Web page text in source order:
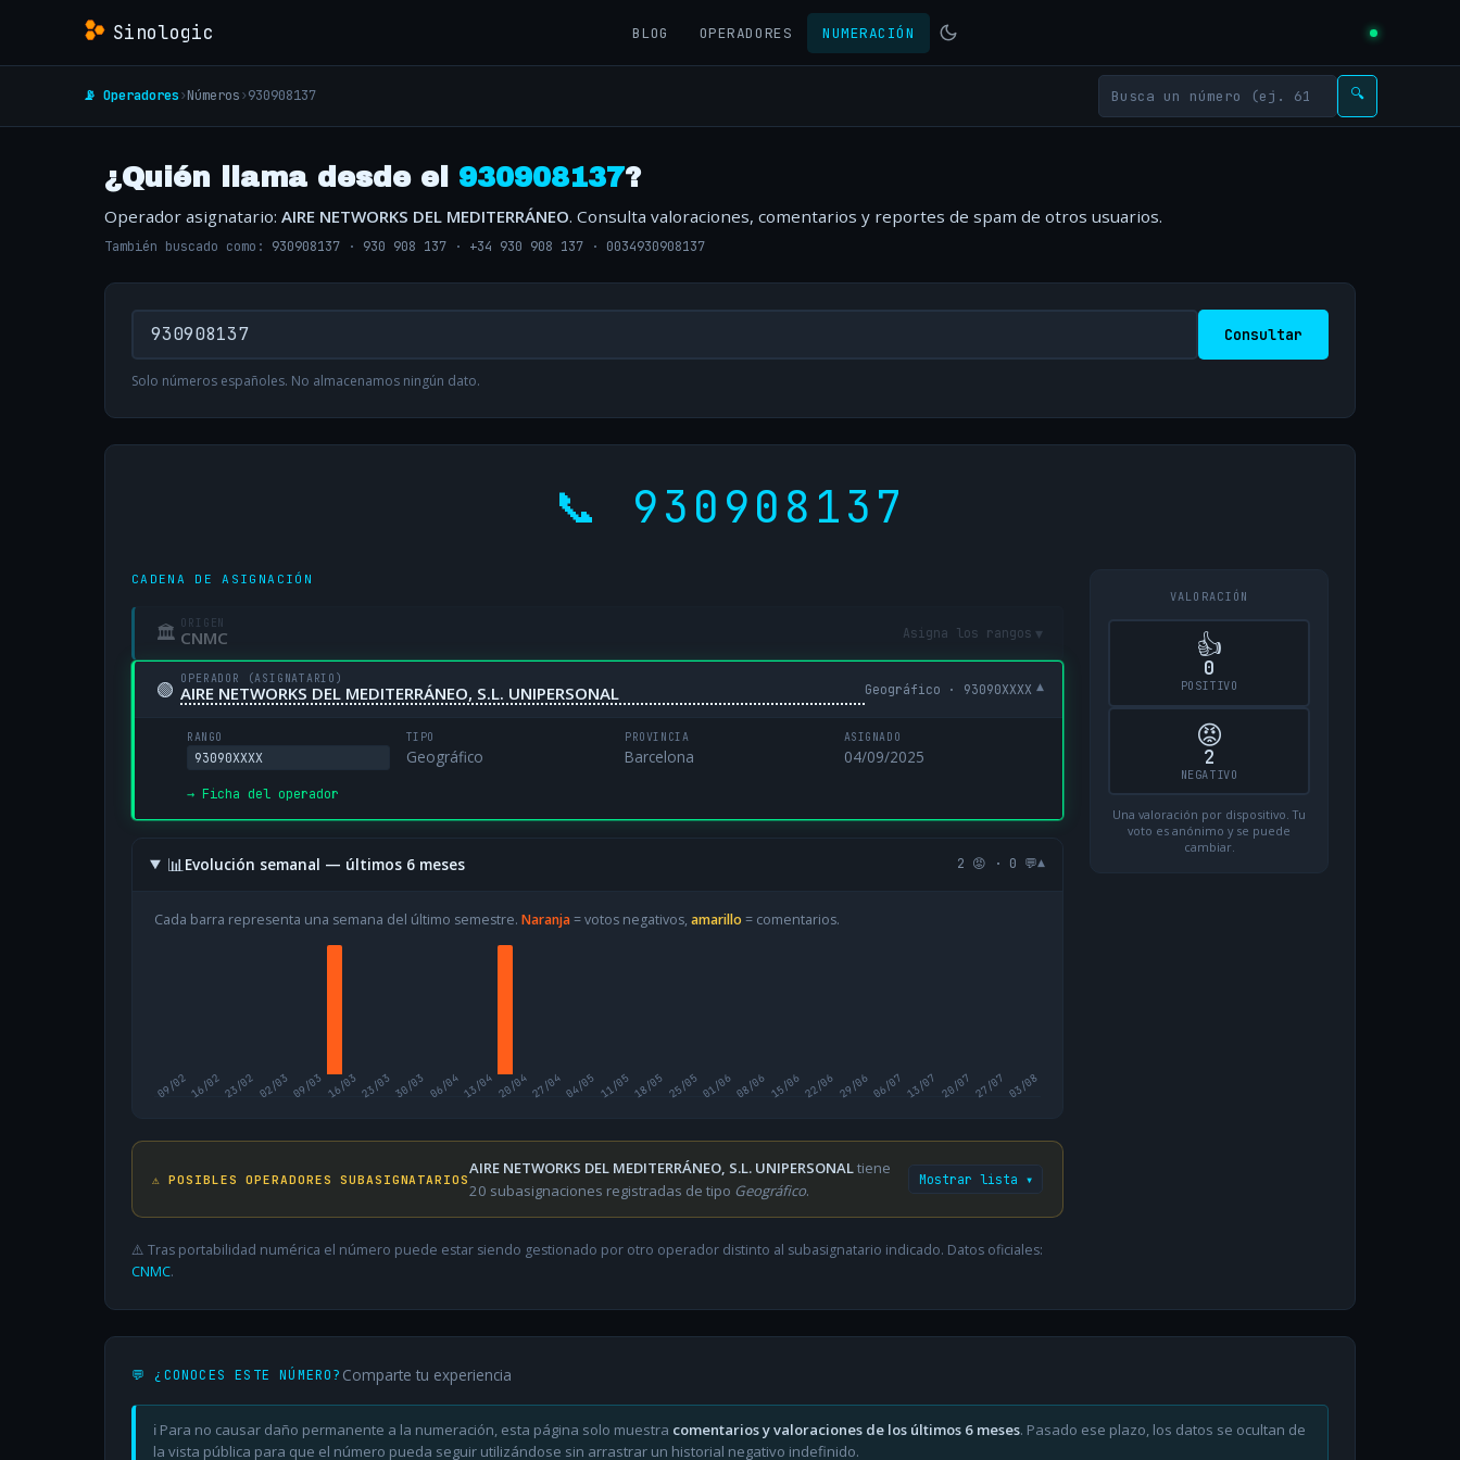
Sinologic BLOG OPERADORES NUMERACIÓN
📡 Operadores›Números›930908137 🔍
¿Quién llama desde el 930908137?
Operador asignatario: AIRE NETWORKS DEL MEDITERRÁNEO. Consulta valoraciones, comentarios y reportes de spam de otros usuarios.
También buscado como: 930908137 · 930 908 137 · +34 930 908 137 · 0034930908137
Consultar
Solo números españoles. No almacenamos ningún dato.
📞 930908137
CADENA DE ASIGNACIÓN
🏛 ORIGEN
CNMC Asigna los rangos ▾
🟢 OPERADOR (ASIGNATARIO)
AIRE NETWORKS DEL MEDITERRÁNEO, S.L. UNIPERSONAL Geográfico · 93090XXXX ▾
RANGO
93090XXXX
TIPO
Geográfico
PROVINCIA
Barcelona
ASIGNADO
04/09/2025
→ Ficha del operador
📊Evolución semanal — últimos 6 meses 2 😡 · 0 💬▾
Cada barra representa una semana del último semestre. Naranja= votos negativos, amarillo = comentarios.
09/0216/0223/02 02/03 09/03 16/03 23/03 30/03 06/0413/04 20/0427/0404/05 11/0518/05 25/0501/0608/06 15/0622/06 29/0606/07 13/07 20/07 27/07 03/08
⚠️ POSIBLES OPERADORES SUBASIGNATARIOS
AIRE NETWORKS DEL MEDITERRÁNEO, S.L. UNIPERSONALtiene
20 subasignaciones registradas de tipo Geográfico.
Mostrar lista ▾
⚠️ Tras portabilidad numérica el número puede estar siendo gestionado por otro operador distinto al subasignatario indicado. Datos oficiales:
CNMC.
VALORACIÓN
👍
0
POSITIVO
😡
2
NEGATIVO
Una valoración por dispositivo. Tu
voto es anónimo y se puede
cambiar.
💬 ¿CONOCES ESTE NÚMERO? Comparte tu experiencia
ℹ️ Para no causar daño permanente a la numeración, esta página solo muestra comentarios y valoraciones de los últimos 6 meses. Pasado ese plazo, los datos se ocultan de
la vista pública para que el número pueda seguir utilizándose sin arrastrar un historial negativo indefinido.